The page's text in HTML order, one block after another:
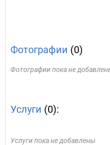
Фотографии (0)
Фотографии пока не
Услуги (0):
Услуги пока не добавлены